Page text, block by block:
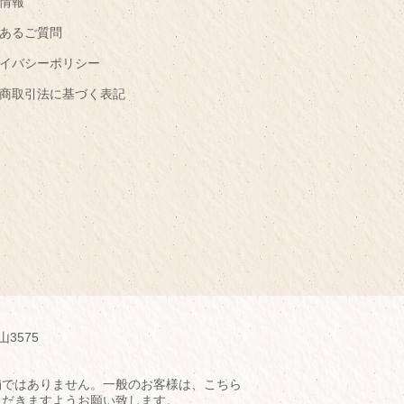
るご質問
バシーポリシー
取引法に基づく表記
3575
はありません。一般のお客様は、こちら
きますようお願い致します。